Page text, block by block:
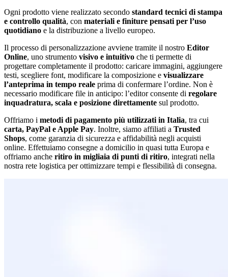
Ogni prodotto viene realizzato secondo standard tecnici di stampa
e controllo qualità, con materiali e finiture pensati per l’uso
quotidiano e la distribuzione a livello europeo.
Il processo di personalizzazione avviene tramite il nostro Editor
Online, uno strumento visivo e intuitivo che ti permette di
progettare completamente il prodotto: caricare immagini, aggiungere
testi, scegliere font, modificare la composizione e visualizzare
l’anteprima in tempo reale prima di confermare l’ordine. Non è
necessario modificare file in anticipo: l’editor consente di regolare
inquadratura, scala e posizione direttamente sul prodotto.
Offriamo i metodi di pagamento più utilizzati in Italia, tra cui
carta, PayPal e Apple Pay. Inoltre, siamo affiliati a Trusted
Shops, come garanzia di sicurezza e affidabilità negli acquisti
online. Effettuiamo consegne a domicilio in quasi tutta Europa e
offriamo anche ritiro in migliaia di punti di ritiro, integrati nella
nostra rete logistica per ottimizzare tempi e flessibilità di consegna.